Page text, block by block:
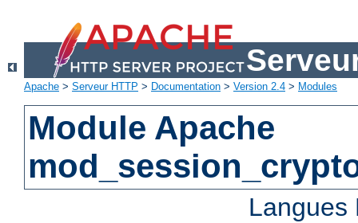
Apache > Serveur HTTP > Documentation > Version 2.4 > Modules
Module Apache